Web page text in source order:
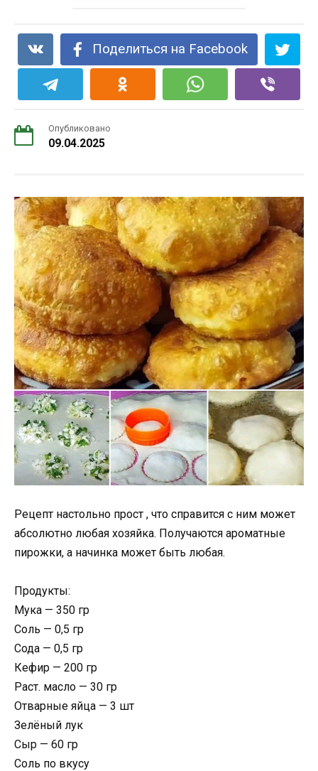
Поделиться на Facebook
Опубликовано
09.04.2025
Рецепт настольно прост , что справится с ним может
абсолютно любая хозяйка. Получаются ароматные
пирожки, а начинка может быть любая.
Продукты:
Мука — 350 гр
Соль — 0,5 гр
Сода — 0,5 гр
Кефир — 200 гр
Раст. масло — 30 гр
Отварные яйца — 3 шт
Зелёный лук
Сыр — 60 гр
Соль по вкусу